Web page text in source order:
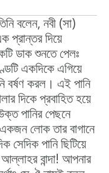
বলেন, নবী (সা)
প্রান্তর দিয়ে
ডাক শুনতে পেলঃ
একদিকে এগিয়ে
বর্ষণ করল। এই পানি
দিকে প্রবাহিত হয়ে
পানির পেছনে
লোক তার বাগানে
সেদিক পানি ছিটিয়ে
বান্দা! আপনার